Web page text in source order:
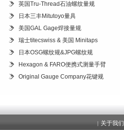
英国Tru-Thread石油螺纹量规
日本三丰Mitutoyo量具
美国GAL Gage焊接量规
瑞士titecswiss & 美国 Minitaps
日本OSG螺纹规&JPG螺纹规
Hexagon & FARO便携式测量手臂
Original Gauge Company花键规
| 关于我们